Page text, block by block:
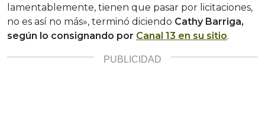
lamentablemente, tienen que pasar por licitaciones,
no es así no más», terminó diciendo Cathy Barriga,
según lo consignando por Canal 13 en su sitio.